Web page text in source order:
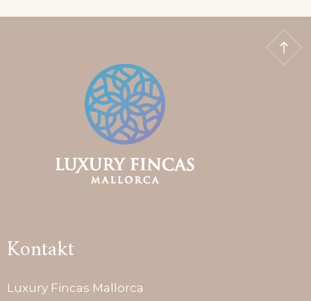
Kontakt
Luxury Fincas Mallorca